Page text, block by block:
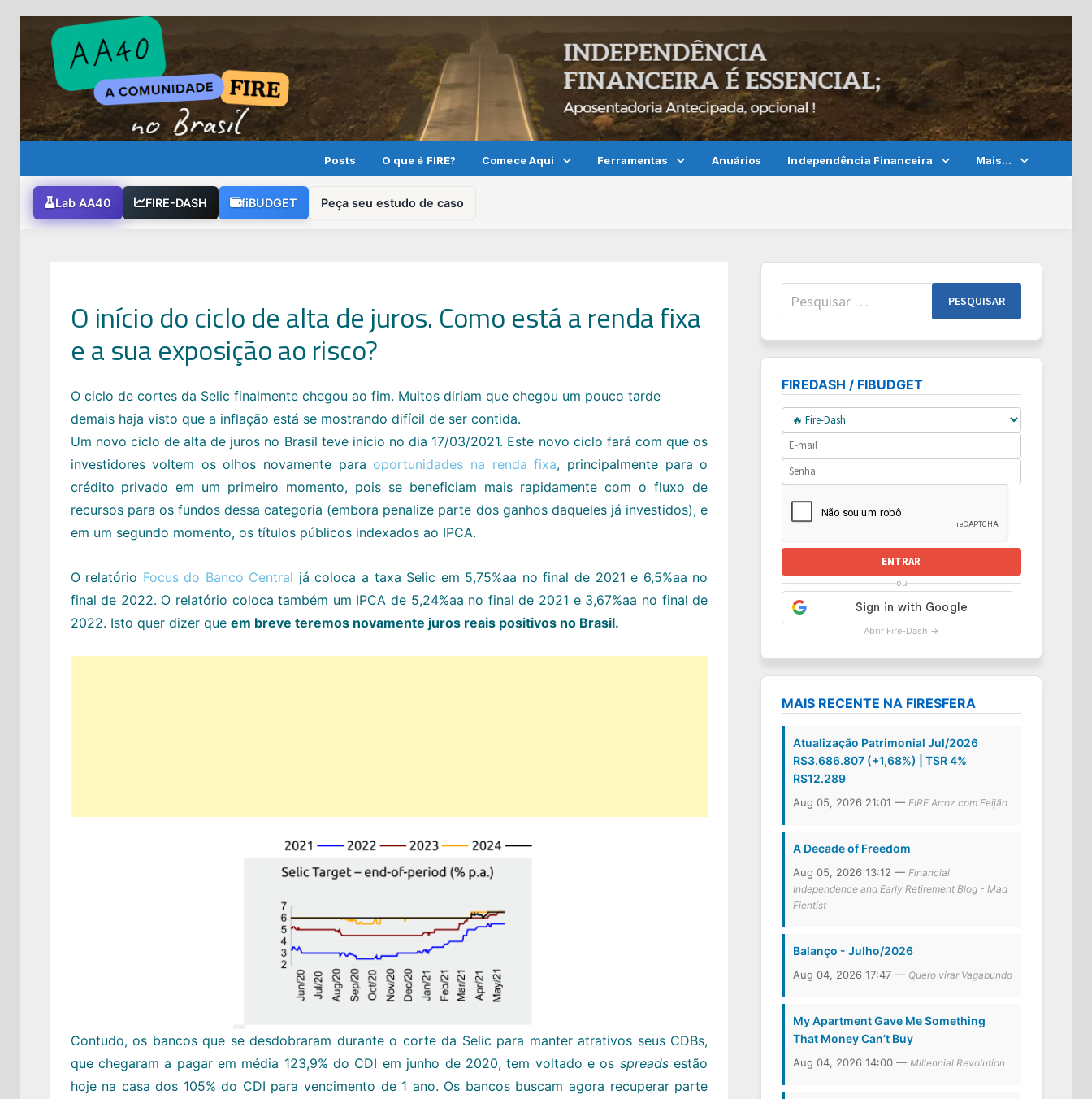
content
Posts O que é FIRE? Comece Aqui Ferramentas Anuários Independência Financeira Mais…
Lab AA40 FIRE-DASH fiBUDGET Peça seu estudo de caso
O início do ciclo de alta de juros. Como está a renda fixa
e a sua exposição ao risco?
O ciclo de cortes da Selic finalmente chegou ao fim. Muitos diriam que chegou um pouco tarde
demais haja visto que a inflação está se mostrando difícil de ser contida.
Um novo ciclo de alta de juros no Brasil teve início no dia 17/03/2021. Este novo ciclo fará com que os
investidores voltem os olhos novamente para oportunidades na renda fixa, principalmente para o
crédito privado em um primeiro momento, pois se beneficiam mais rapidamente com o fluxo de
recursos para os fundos dessa categoria (embora penalize parte dos ganhos daqueles já investidos), e
em um segundo momento, os títulos públicos indexados ao IPCA.
O relatório Focus do Banco Central já coloca a taxa Selic em 5,75%aa no final de 2021 e 6,5%aa no
final de 2022. O relatório coloca também um IPCA de 5,24%aa no final de 2021 e 3,67%aa no final de
2022. Isto quer dizer que em breve teremos novamente juros reais positivos no Brasil.
Contudo, os bancos que se desdobraram durante o corte da Selic para manter atrativos seus CDBs,
que chegaram a pagar em média 123,9% do CDI em junho de 2020, tem voltado e os spreadsestão
hoje na casa dos 105% do CDI para vencimento de 1 ano. Os bancos buscam agora recuperar parte
Pesquisar
por:
FIREDASH / FIBUDGET
ENTRAR
ou
Abrir Fire-Dash →
MAIS RECENTE NA FIRESFERA
Atualização Patrimonial Jul/2026
R$3.686.807 (+1,68%) | TSR 4%
R$12.289
Aug 05, 2026 21:01 —FIRE Arroz com Feijão
A Decade of Freedom
Aug 05, 2026 13:12 —Financial
Independence and Early Retirement Blog - Mad
Fientist
Balanço - Julho/2026
Aug 04, 2026 17:47 — Quero virar Vagabundo
My Apartment Gave Me Something
That Money Can’t Buy
Aug 04, 2026 14:00 —Millennial Revolution